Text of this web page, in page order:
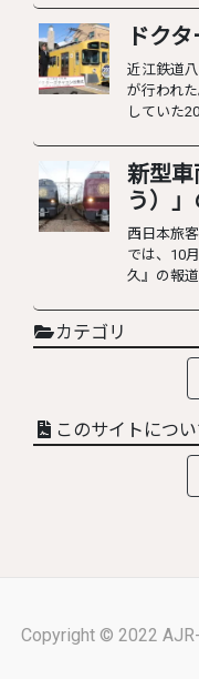
ドク
近江鉄道
が行われ
していた
新型車
う）
西日本旅
では、10
久』の報
カテゴリ
このサイトについ
Copyright © 2022